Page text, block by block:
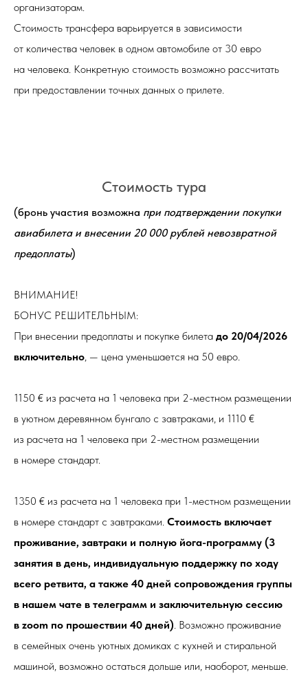
организаторам.
Стоимость трансфера варьируется в зависимости
от количества человек в одном автомобиле от 30 евро
на человека. Конкретную стоимость возможно рассчитать
при предоставлении точных данных о прилете.
Стоимость тура
(бронь участия возможна при подтверждении покупки
авиабилета и внесении 20 000 рублей невозвратной
предоплаты)
ВНИМАНИЕ!
БОНУС РЕШИТЕЛЬНЫМ:
При внесении предоплаты и покупке билета до 20/04/2026
включительно, — цена уменьшается на 50 евро.
1150 € из расчета на 1 человека при 2-местном размещении
в уютном деревянном бунгало с завтраками, и 1110 €
из расчета на 1 человека при 2-местном размещении
в номере стандарт.
1350 € из расчета на 1 человека при 1-местном размещении
в номере стандарт с завтраками. Cтоимость включает
проживание, завтраки и полную йога-программу (3
занятия в день, индивидуальную поддержку по ходу
всего ретвита, а также 40 дней сопровождения группы
в нашем чате в телеграмм и заключительную сессию
в zoom по прошествии 40 дней). Возможно проживание
в семейных очень уютных домиках с кухней и стиральной
машиной, возможно остаться дольше или, наоборот, меньше.